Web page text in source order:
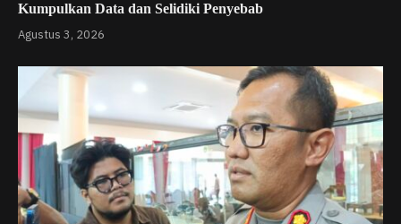
Kumpulkan Data dan Selidiki Penyebab
Agustus 3, 2026